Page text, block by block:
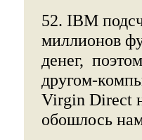
52. IBM
миллионов
денег,
другом-
Virgin Direct
обошлось